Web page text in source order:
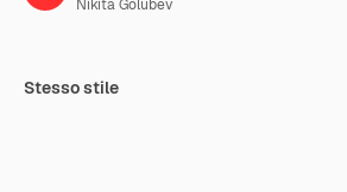
Nikita Golubev
Stesso stile